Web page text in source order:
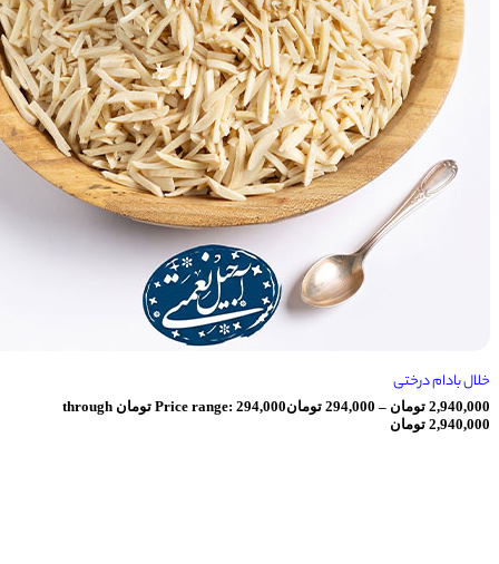
–
294,000 تومان Price range: 294,000 تومان through